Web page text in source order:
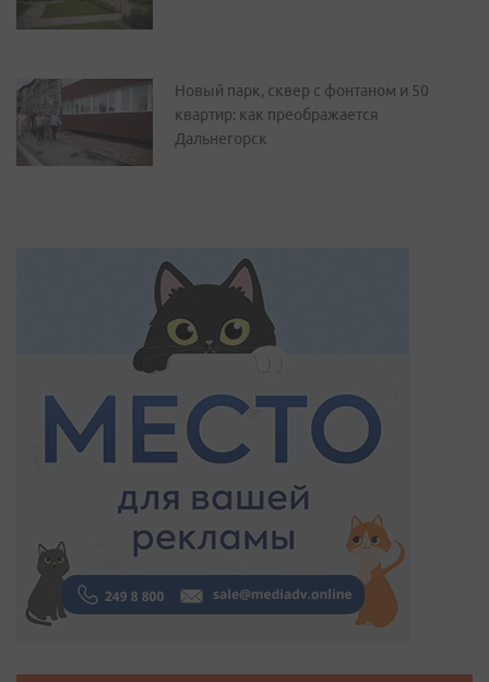
Новый парк, сквер с фонтаном и 50
квартир: как преображается
Дальнегорск